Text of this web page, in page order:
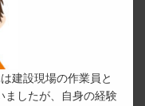
建設現場の作業員と
ましたが、自身の経験